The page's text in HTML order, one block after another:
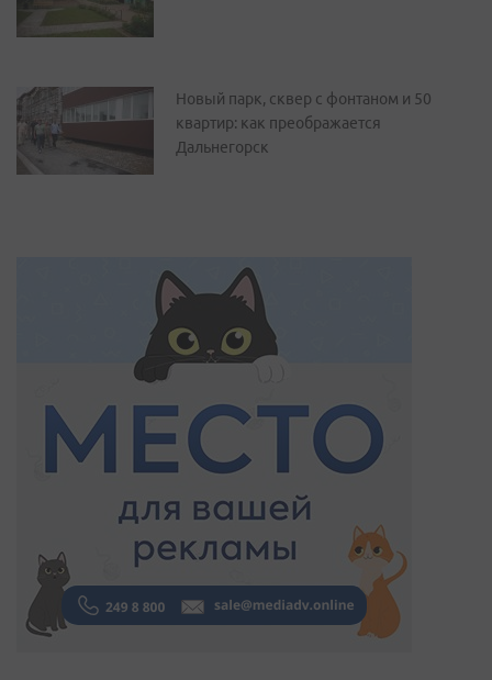
Новый парк, сквер с фонтаном и 50
квартир: как преображается
Дальнегорск